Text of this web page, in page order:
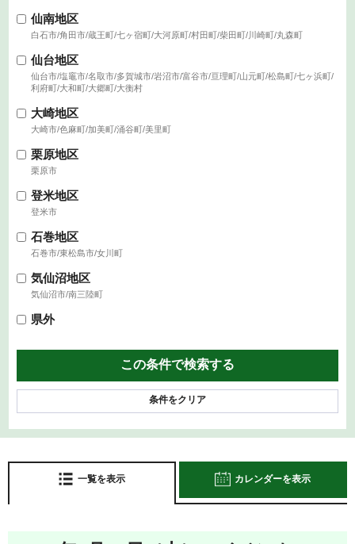
仙南地区
白石市/角田市/蔵王町/七ヶ宿町/大河原町/村田町/柴田町/川崎町/丸森町
仙台地区
仙台市/塩竈市/名取市/多賀城市/岩沼市/富谷市/亘理町/山元町/松島町/七ヶ浜町/
利府町/大和町/大郷町/大衡村
大崎地区
大崎市/色麻町/加美町/涌谷町/美里町
栗原地区
栗原市
登米地区
登米市
石巻地区
石巻市/東松島市/女川町
気仙沼地区
気仙沼市/南三陸町
県外
条件をクリア
一覧を表示 カレンダーを表示